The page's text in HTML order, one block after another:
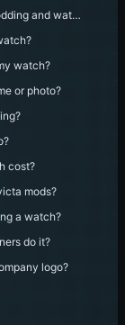
and wat…
watch?
or photo?
cost?
mods?
a watch?
do it?
logo?